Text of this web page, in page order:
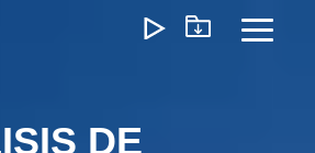
Toggle
DE